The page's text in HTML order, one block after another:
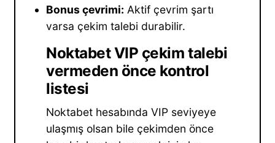
Bonus çevrimi: Aktif çevrim şartı
varsa çekim talebi durabilir.
Noktabet VIP çekim talebi
vermeden önce kontrol
listesi
Noktabet hesabında VIP seviyeye
ulaşmış olsan bile çekimden önce